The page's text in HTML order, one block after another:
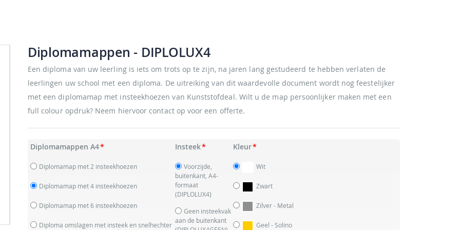
Diplomamappen - DIPLOLUX4
Een diploma van uw leerling is iets om trots op te zijn, na jaren lang gestudeerd te hebben verlaten de
leerlingen uw school met een diploma. De uitreiking van dit waardevolle document wordt nog feestelijker
met een diplomamap met insteekhoezen van Kunststofdeal. Wilt u de map persoonlijker maken met een
full colour opdruk? Neem hiervoor contact op voor een offerte.
Diplomamappen A4
Diplomamap met 2 insteekhoezen
Diplomamap met 4 insteekhoezen
Diplomamap met 6 insteekhoezen
Diploma omslagen met insteek en snelhechter
Insteek
Voorzijde,
buitenkant, A4-
formaat
(DIPLOLUX4)
Geen insteekvak
aan de buitenkant
Kleur
Wit
Zwart
Zilver - Metal
Geel - Solino